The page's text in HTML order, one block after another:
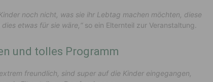
noch nicht, was sie ihr Lebtag machen möchten, diese
etwas für sie wäre,“ so ein Elternteil zur Veranstaltung.
und tolles Programm
freundlich, sind super auf die Kinder eingegangen,